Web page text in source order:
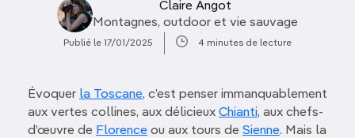
Claire Angot
Montagnes, outdoor et vie sauvage
Publié le 17/01/2025 4 minutes de lecture
Évoquer la Toscane, c’est penser immanquablement
aux vertes collines, aux délicieux Chianti, aux chefs-
d’œuvre de Florence ou aux tours de Sienne. Mais la